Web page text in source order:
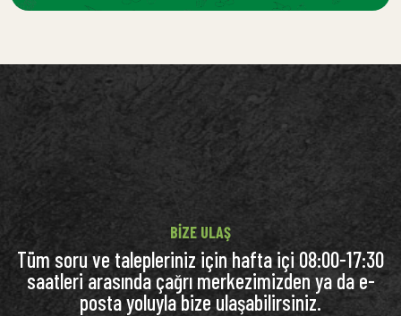
BIZE ULAŞ
Tüm soru ve talepleriniz için hafta içi 08:00-17:30
saatleri arasında çağrı merkezimizden ya da e-
posta yoluyla bize ulaşabilirsiniz.